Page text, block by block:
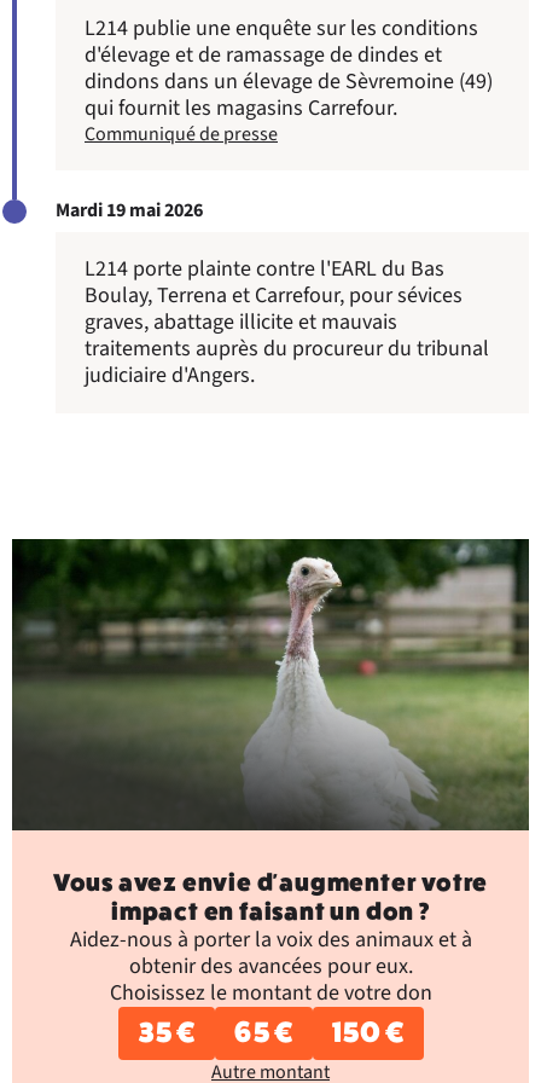
L214 publie une enquête sur les conditions
d'élevage et de ramassage de dindes et
dindons dans un élevage de Sèvremoine (49)
qui fournit les magasins Carrefour.
Communiqué de presse
Mardi 19 mai 2026
L214 porte plainte contre l'EARL du Bas
Boulay, Terrena et Carrefour, pour sévices
graves, abattage illicite et mauvais
traitements auprès du procureur du tribunal
judiciaire d'Angers.
Vous avez envie d'augmenter votre
impact en faisant un don ?
Aidez-nous à porter la voix des animaux et à
obtenir des avancées pour eux.
Choisissez le montant de votre don
35 € 65 € 150 €
Autre montant